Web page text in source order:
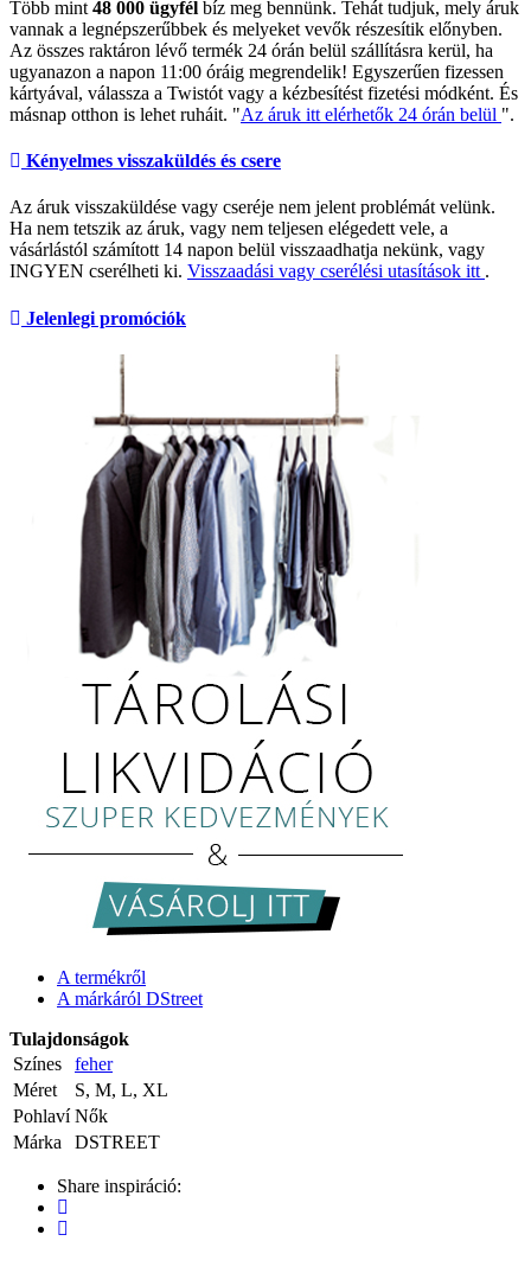
Több mint 48 000 ügyfél bíz meg bennünk. Tehát tudjuk, mely áruk
vannak a legnépszerűbbek és melyeket vevők részesítik előnyben.
Az összes raktáron lévő termék 24 órán belül szállításra kerül, ha
ugyanazon a napon 11:00 óráig megrendelik! Egyszerűen fizessen
kártyával, válassza a Twistót vagy a kézbesítést fizetési módként. És
másnap otthon is lehet ruháit. "Az áruk itt elérhetők 24 órán belül ".
Kényelmes visszaküldés és csere
Az áruk visszaküldése vagy cseréje nem jelent problémát velünk.
Ha nem tetszik az áruk, vagy nem teljesen elégedett vele, a
vásárlástól számított 14 napon belül visszaadhatja nekünk, vagy
INGYEN cserélheti ki. Visszaadási vagy cserélési utasítások itt .
Jelenlegi promóciók
A termékről
A márkáról DStreet
Tulajdonságok
Színes
feher
Méret
S, M, L, XL
Pohlaví Nők
Márka
DSTREET
Share inspiráció: